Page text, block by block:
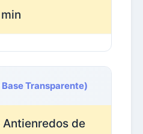
Base Transparente)
de